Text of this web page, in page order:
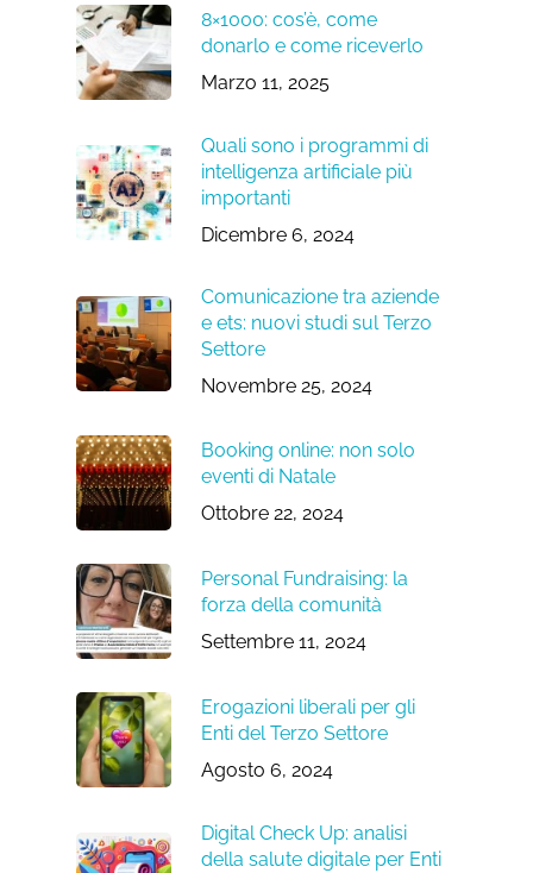
8×1000: cos’è, come
donarlo e come riceverlo
Marzo 11, 2025
Quali sono i programmi di
intelligenza artificiale più
importanti
Dicembre 6, 2024
Comunicazione tra aziende
e ets: nuovi studi sul Terzo
Settore
Novembre 25, 2024
Booking online: non solo
eventi di Natale
Ottobre 22, 2024
Personal Fundraising: la
forza della comunità
Settembre 11, 2024
Erogazioni liberali per gli
Enti del Terzo Settore
Agosto 6, 2024
Digital Check Up: analisi
della salute digitale per Enti